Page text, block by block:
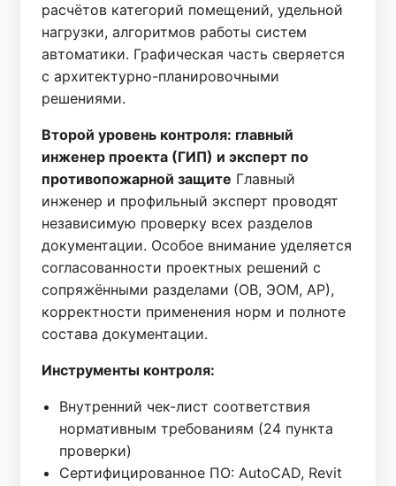
расчётов категорий помещений, удельной
нагрузки, алгоритмов работы систем
автоматики. Графическая часть сверяется
с архитектурно-планировочными
решениями.
Второй уровень контроля: главный
инженер проекта (ГИП) и эксперт по
противопожарной защите Главный
инженер и профильный эксперт проводят
независимую проверку всех разделов
документации. Особое внимание уделяется
согласованности проектных решений с
сопряжёнными разделами (ОВ, ЭОМ, АР),
корректности применения норм и полноте
состава документации.
Инструменты контроля:
Внутренний чек-лист соответствия
нормативным требованиям (24 пункта
проверки)
Сертифицированное ПО: AutoCAD, Revit